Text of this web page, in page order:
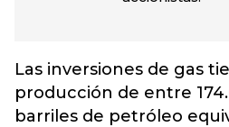
Las inversiones de gas
producción de entre
barriles de petróleo